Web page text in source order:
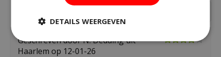
Geschreven doorN. Deddinguit
Haarlem op 12-01-26
DETAILS WEERGEVEN